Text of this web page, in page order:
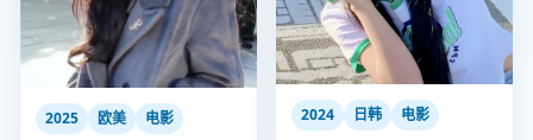
2025 欧美 电影 2024 日韩 电影